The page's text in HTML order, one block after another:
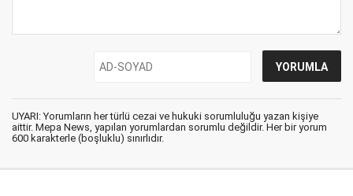
UYARI: Yorumların her türlü cezai ve hukuki sorumluluğu yazan kişiye
aittir. Mepa News, yapılan yorumlardan sorumlu değildir. Her bir yorum
600 karakterle (boşluklu) sınırlıdır.